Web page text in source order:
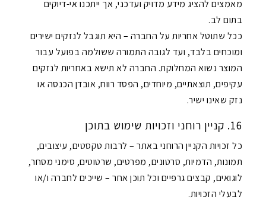
מאמצים להציג מידע מדויק ועדכני, אך ייתכנו אי-דיוקים
בתום לב.
ככל שתוטל אחריות על החברה – היא תוגבל לנזקים ישירים
ומוכחים בלבד, ועד לגובה התמורה ששולמה בפועל עבור
המוצר נשוא המחלוקת. החברה לא תישא באחריות לנזקים
עקיפים, תוצאתיים, מיוחדים, הפסד רווח, אובדן הכנסה או
נזק שאינו ישיר.
16. קניין רוחני וזכויות שימוש בתוכן
כל זכויות הקניין הרוחני באתר – לרבות טקסטים, עיצובים,
תמונות, הדמיות, סרטונים, מפרטים, שרטוטים, סימני מסחר,
לוגואים, קבצים גרפיים וכל תוכן אחר – שייכים לחברה ו/או
לבעלי הזכויות.